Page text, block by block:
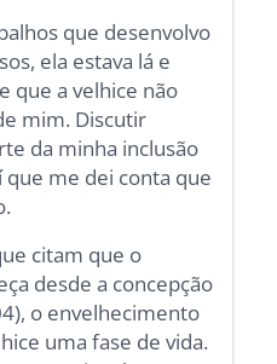
que desenvolvo
ela estava lá e
que a velhice não
mim. Discutir
da minha inclusão
que me dei conta que
citam que o
desde a concepção
o envelhecimento
uma fase de vida.